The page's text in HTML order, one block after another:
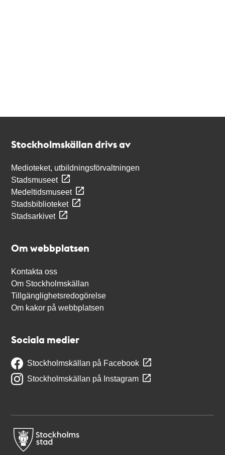
Stockholmskällan drivs av
Medioteket, utbildningsförvaltningen
Stadsmuseet
Medeltidsmuseet
Stadsbiblioteket
Stadsarkivet
Om webbplatsen
Kontakta oss
Om Stockholmskällan
Tillgänglighetsredogörelse
Om kakor på webbplatsen
Sociala medier
Stockholmskällan på Facebook
Stockholmskällan på Instagram